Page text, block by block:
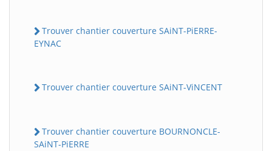
Trouver chantier couverture SAiNT-PiERRE-
EYNAC
Trouver chantier couverture SAiNT-ViNCENT
Trouver chantier couverture BOURNONCLE-
SAiNT-PiERRE